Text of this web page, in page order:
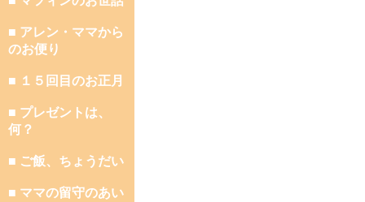
■ アレン・ママから
のお便り
■ １５回目のお正月
■ プレゼントは、
何？
■ ご飯、ちょうだい
■ ママの留守のあい